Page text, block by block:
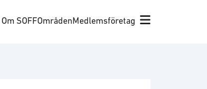
Om SOFFOmrådenMedlemsföretag